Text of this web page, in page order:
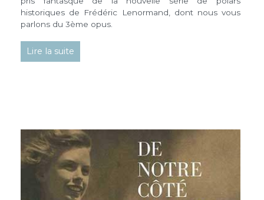
historiques de Frédéric Lenormand, dont nous vous
parlons du 3ème opus.
Lire la suite